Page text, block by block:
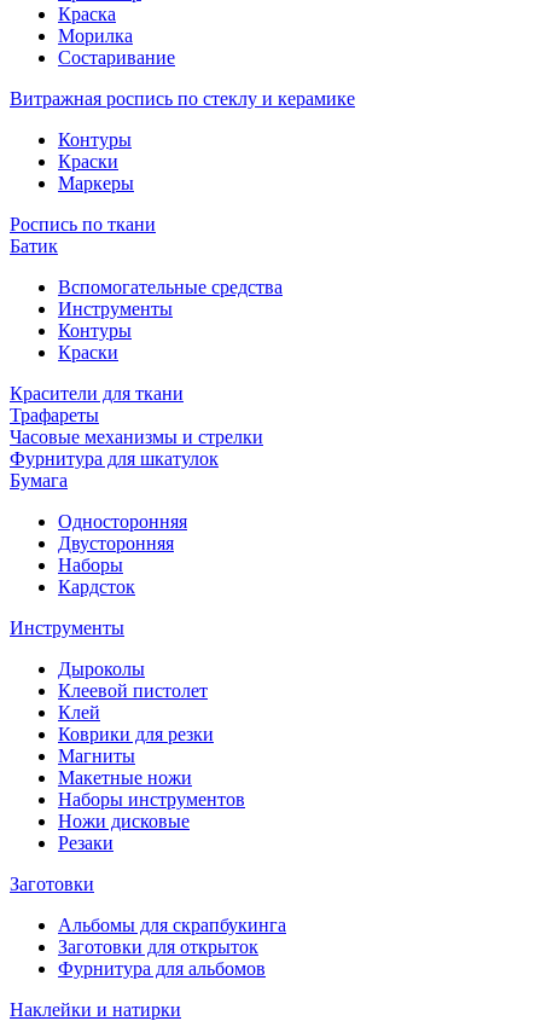
Краска
Морилка
Состаривание
Витражная роспись по стеклу и керамике
Контуры
Краски
Маркеры
Роспись по ткани
Батик
Вспомогательные средства
Инструменты
Контуры
Краски
Красители для ткани
Трафареты
Часовые механизмы и стрелки
Фурнитура для шкатулок
Бумага
Односторонняя
Двусторонняя
Наборы
Кардсток
Инструменты
Дыроколы
Клеевой пистолет
Клей
Коврики для резки
Магниты
Макетные ножи
Наборы инструментов
Ножи дисковые
Резаки
Заготовки
Альбомы для скрапбукинга
Заготовки для открыток
Фурнитура для альбомов
Наклейки и натирки